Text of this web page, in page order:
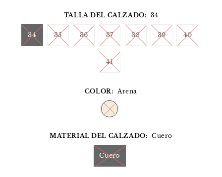
TALLA DEL CALZADO: 34
34 35 36 37 38 39 40
41
COLOR: Arena
MATERIAL DEL CALZADO: Cuero
Cuero